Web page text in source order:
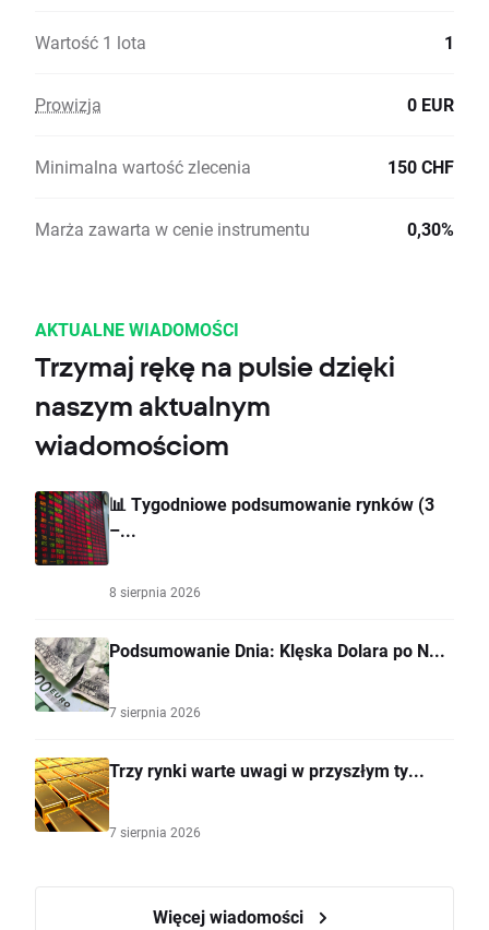
Wartość 1 lota 1
Prowizja 0 EUR
Minimalna wartość zlecenia 150 CHF
Marża zawarta w cenie instrumentu 0,30%
AKTUALNE WIADOMOŚCI
Trzymaj rękę na pulsie dzięki
naszym aktualnym
wiadomościom
📊 Tygodniowe podsumowanie rynków (3
–...
8 sierpnia 2026
Podsumowanie Dnia: Klęska Dolara po N...
7 sierpnia 2026
Trzy rynki warte uwagi w przyszłym ty...
7 sierpnia 2026
Więcej wiadomości